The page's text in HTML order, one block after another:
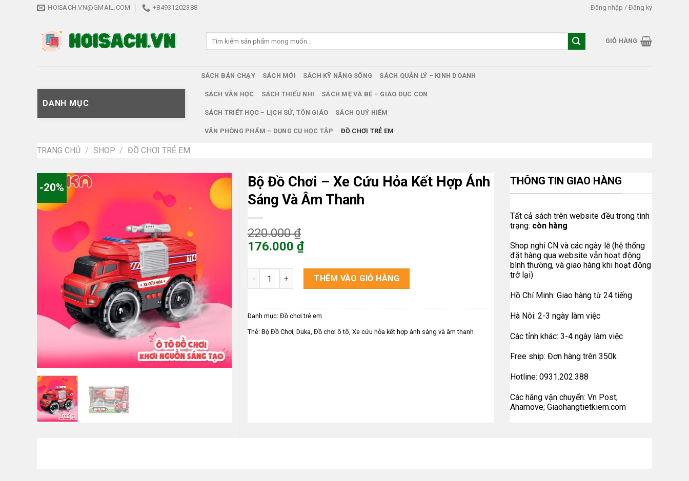
HOISACH.VN@GMAIL.COM +84931202388 Đăng nhập / Đăng ký
GIỎ HÀNG
DANH MỤC
SÁCH BÁN CHẠY SÁCH MỚI SÁCH KỸ NĂNG SỐNG SÁCH QUẢN LÝ – KINH DOANH
SÁCH VĂN HỌC SÁCH THIẾU NHI SÁCH MẸ VÀ BÉ – GIÁO DỤC CON
SÁCH TRIẾT HỌC – LỊCH SỬ, TÔN GIÁO SÁCH QUÝ HIẾM
VĂN PHÒNG PHẨM – DỤNG CỤ HỌC TẬP ĐỒ CHƠI TRẺ EM
TRANG CHỦ / SHOP / ĐỒ CHƠI TRẺ EM
-20%
Bộ Đồ Chơi – Xe Cứu Hỏa Kết Hợp Ánh
Sáng Và Âm Thanh
220.000₫
220.000 ₫.
176.000 ₫
hiện
tại
176.000 ₫.
Bộ Đồ Chơi – Xe Cứu Hỏa Kết Hợp Ánh Sáng Và Âm Thanh số lượng
THÊM VÀO GIỎ HÀNG
Danh mục: Đồ chơi trẻ em
Thẻ: Bộ Đồ Chơi, Duka Đồ chơi ô tô Xe cứu hỏa kết hợp ánh sáng và âm thanh
THÔNG TIN GIAO HÀNG
Tất cả sách trên website đều trong tình
trạng: còn hàng
Shop nghỉ CN và các ngày lễ (hệ thống
đặt hàng qua website vẫn hoạt động
bình thường, và giao hàng khi hoạt động
trở lại)
Hồ Chí Minh: Giao hàng từ 24 tiếng
Hà Nôi: 2-3 ngày làm việc
Các tỉnh khác: 3-4 ngày làm việc
Free ship: Đơn hàng trên 350k
Hotline: 0931.202.388
Các hãng vận chuyển: Vn Post;
Ahamove; Giaohangtietkiem.com